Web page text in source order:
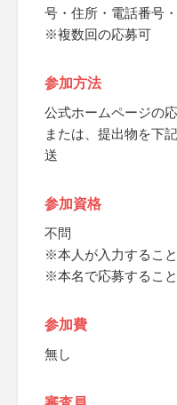
号・住所・電話番号
※複数回の応募可
参加方法
公式ホームページの
または、提出物を下
送
参加資格
不問
※本人が入力すること
※本名で応募すること
参加費
無し